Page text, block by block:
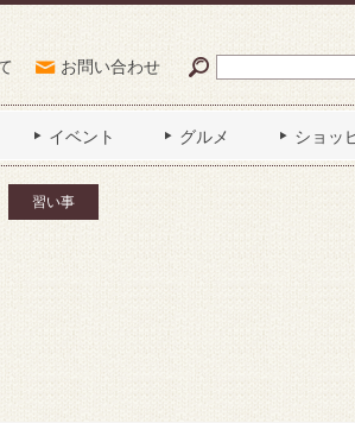
お問い合わせ
イベント グルメ ショッ
習い事